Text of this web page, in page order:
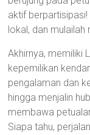
aktif
lokal, dan
Akhirnya, memiliki
kepemilikan
pengalaman dan
hingga menjalin
membawa
Siapa tahu,